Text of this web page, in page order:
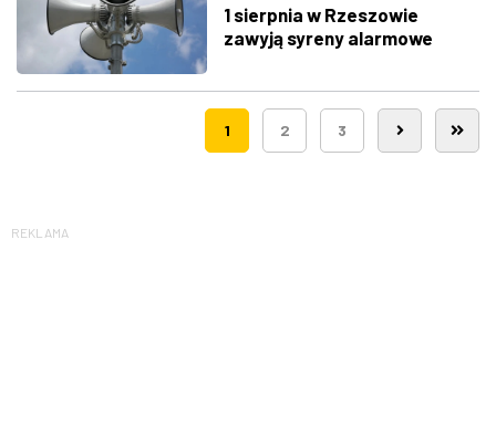
1 sierpnia w Rzeszowie
zawyją syreny alarmowe
1 2 3
REKLAMA